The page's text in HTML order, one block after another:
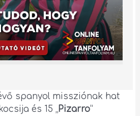
spanyol missziónak hat
és 15 „Pizarro”